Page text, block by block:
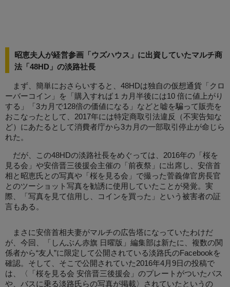
昭恵夫人が経営参画「ウズハウス」に出資していたマルチ商
法「48HD」の淡路社長
まず、簡単におさらいすると、48HDは独自の仮想通貨「クロ
ーバーコイン」を「購入すれば１カ月半後には10 倍に値上がり
する」「3カ月で128倍の価値になる」などと嘘を騙って販売を
おこなったとして、2017年には特定商取引法違反（不実告知な
ど）にあたるとして消費者庁から3カ月の一部取引停止が命じら
れた。
だが、この48HDの淡路社長をめぐっては、2016年の「桜を
見る会」や安倍晋三後援会主催の「前夜祭」に出席し、安倍首
相と昭恵氏との写真や「桜を見る会」で撮った菅義偉官房長官
とのツーショット写真を勧誘に使用していたことが発覚。実
際、「写真を見て信用し、コインを買った」という被害者の証
言もある。
まさに安倍首相夫妻がマルチの広告塔になっていたわけだ
が、今回、「しんぶん赤旗 日曜版」編集部は新たに、複数の関
係者から“友人”に限定して公開されている淡路氏のFacebookを
確認。そして、そこで公開されていた2016年4月9日の投稿で
は、〈「桜を見る会 安倍晋三後援会」のプレートがついたバス
や、バスに乗る淡路氏らの写真が掲載〉されていたというの